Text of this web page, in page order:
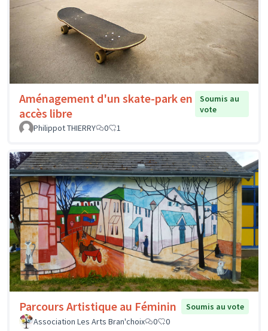
Aménagement d'un skate-park en
accès libre
Soumis au
vote
Philippot THIERRY
0 1
Parcours Artistique au Féminin
Soumis au vote
Association Les Arts Bran'choix
0 0